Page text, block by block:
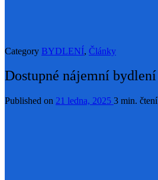
Category BYDLENÍ, Články
Dostupné nájemní bydlení
Published on 21 ledna, 2025 3 min. čtení